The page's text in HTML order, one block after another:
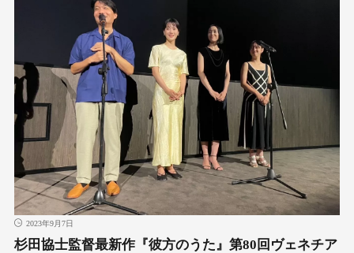
2023年9月7日
杉田協士監督最新作『彼方のうた』第80回ヴェネチア